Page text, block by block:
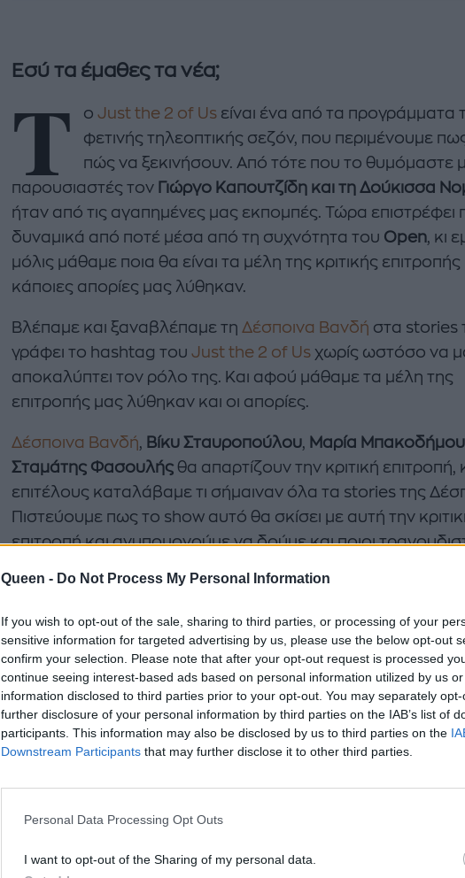
Queen - Do Not Process My Personal Information
If you wish to opt-out of the sale, sharing to third parties, or processing of your
sensitive information for targeted advertising by us, please use the below opt-out
confirm your selection. Please note that after your opt-out request is processed
continue seeing interest-based ads based on personal information utilized by us
information disclosed to third parties prior to your opt-out. You may separately
further disclosure of your personal information by third parties on the IAB’s list of
participants. This information may also be disclosed by us to third parties on the
Downstream Participants that may further disclose it to other third parties.
Personal Data Processing Opt Outs
I want to opt-out of the Sharing of my personal data.
Εσύ τα έμαθες τα νέα;
Τ οJust the 2 of Us είναι ένα από τα προγράμματα
φετινής τηλεοπτικής σεζόν, που περιμένουμε
πώς να ξεκινήσουν. Από τότε που το θυμόμαστε
παρουσιαστές τον Γιώργο Καπουτζίδη και τη Δούκισσα
ήταν από τις αγαπημένες μας εκπομπές. Τώρα επιστρέφει
δυναμικά από ποτέ μέσα από τη συχνότητα του Open, κι
μόλις μάθαμε ποια θα είναι τα μέλη της κριτικής επιτροπής
κάποιες απορίες μας λύθηκαν.
Βλέπαμε και ξαναβλέπαμε τη Δέσποινα Βανδή στα stories
γράφει το hashtag του Just the 2 of Us χωρίς ωστόσο να
αποκαλύπτει τον ρόλο της. Και αφού μάθαμε τα μέλη της
επιτροπής μας λύθηκαν και οι απορίες.
Δέσποινα Βανδή Βίκυ Σταυροπούλου
Μαρία Μπακοδήμου
Σταμάτης Φασουλής θα απαρτίζουν την κριτική επιτροπή,
επιτέλους καταλάβαμε τι σήμαιναν όλα τα stories της
Πιστεύουμε πως το show αυτό θα σκίσει με αυτή την
επιτροπή και ανυπομονούμε να δούμε και ποιοι
Μέχρι να το μάθουμε κι αυτό δες παρακάτω το backstage
Majenco's Point of View
Η απόλυτη καλοκαιρινή
δροσερή σαλάτα με
καρπούζι, φέτα και φράουλες
που θα λατρέψετε
Nτίνα Νικολάου: «Όταν
έπαθα την πρώτη κρίση
πανικού νόμιζα πως θα
πεθάνω»